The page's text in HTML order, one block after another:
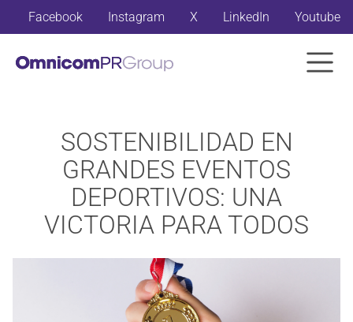
Facebook Instagram X LinkedIn Youtube
SOSTENIBILIDAD EN
GRANDES EVENTOS
DEPORTIVOS: UNA
VICTORIA PARA TODOS